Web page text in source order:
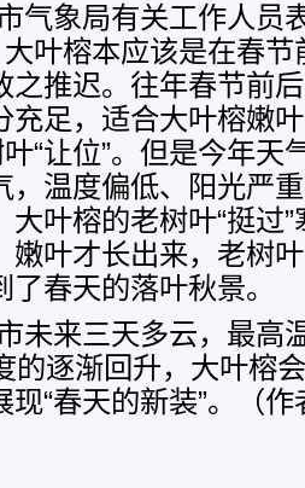
气象局有关工作人员
大叶榕本应该是在春
之推迟。往年春节前
充足，适合大叶榕嫩
叶“让位”。但是今年
，温度偏低、阳光严
大叶榕的老树叶“挺过
嫩叶才长出来，老树
春天的落叶秋景。
未来三天多云，最高
逐渐回升，大叶榕
现“春天的新装”。（